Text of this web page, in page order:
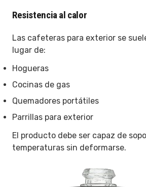
Resistencia al calor
Las cafeteras para exterior se
lugar de:
Hogueras
Cocinas de gas
Quemadores portátiles
Parrillas para exterior
El producto debe ser capaz de
temperaturas sin deformarse.